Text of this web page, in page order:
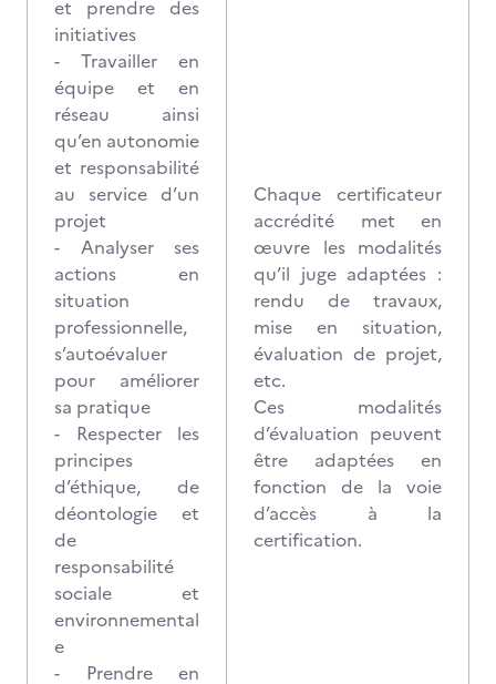
et prendre des
initiatives
- Travailler en
équipe et en
réseau ainsi
qu’en autonomie
et responsabilité
au service d’un
projet
- Analyser ses
actions en
situation
professionnelle,
s’autoévaluer
pour améliorer
sa pratique
- Respecter les
principes
d’éthique, de
déontologie et
de
responsabilité
sociale et
environnemental
e
- Prendre en
Chaque certificateur
accrédité met en
œuvre les modalités
qu’il juge adaptées :
rendu de travaux,
mise en situation,
évaluation de projet,
etc.
Ces modalités
d’évaluation peuvent
être adaptées en
fonction de la voie
d’accès à la
certification.